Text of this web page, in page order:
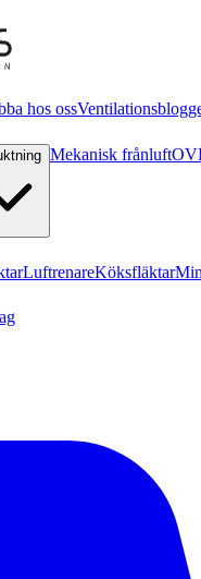
hos oss
Mekanisk frånluft
LuftrenareKöksfläktar